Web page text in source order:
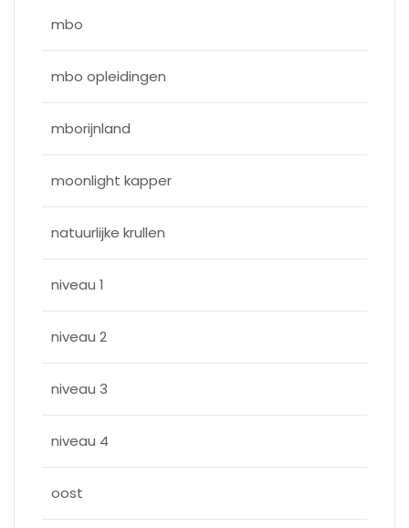
mbo
mbo opleidingen
mborijnland
moonlight kapper
natuurlijke krullen
niveau 1
niveau 2
niveau 3
niveau 4
oost